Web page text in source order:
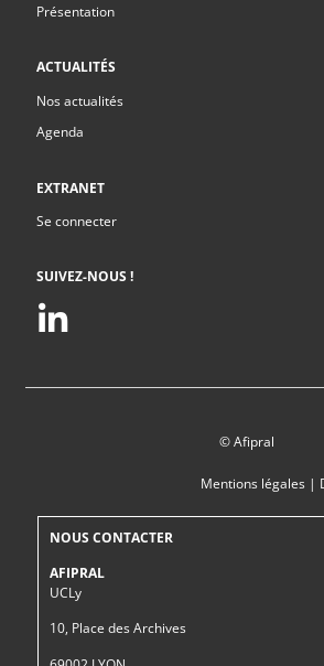
Présentation
ACTUALITÉS
Nos actualités
Agenda
EXTRANET
Se connecter
SUIVEZ-NOUS !
© Afipral
Mentions légales|
NOUS CONTACTER
AFIPRAL
UCLy
10, Place des Archives